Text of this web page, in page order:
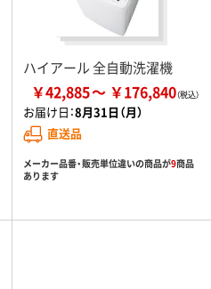
ハイアール 全自動洗濯機
￥42,885 ￥176,840
お届け日：8月31日（月）
直送品
メーカー品番・販売単位違いの商品が9商品
あります